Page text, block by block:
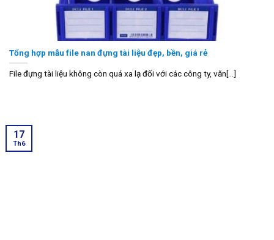
Tổng hợp mẫu file nan đựng tài liệu đẹp, bền, giá rẻ
File đựng tài liệu không còn quá xa lạ đối với các công ty, văn[...]
17
Th6